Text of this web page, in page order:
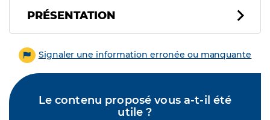
PRÉSENTATION
Signaler une information erronée ou manquante
Le contenu proposé vous a-t-il été
utile ?